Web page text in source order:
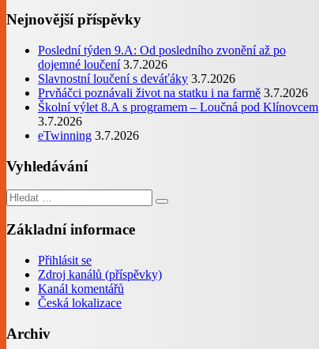
Nejnovější příspěvky
Poslední týden 9.A: Od posledního zvonění až po
dojemné loučení 3.7.2026
Slavnostní loučení s deváťáky 3.7.2026
Prvňáčci poznávali život na statku i na farmě 3.7.2026
Školní výlet 8.A s programem – Loučná pod Klínovcem
3.7.2026
eTwinning 3.7.2026
Vyhledávání
Hledat:
Základní informace
Přihlásit se
Zdroj kanálů (příspěvky)
Kanál komentářů
Česká lokalizace
Archiv